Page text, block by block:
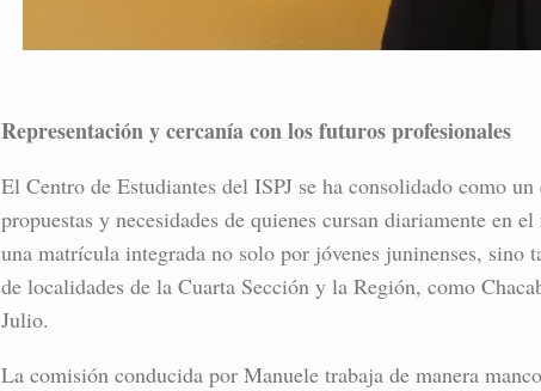
Representación y cercanía con los futuros profesionales
El Centro de Estudiantes del ISPJ se ha consolidado como
propuestas y necesidades de quienes cursan diariamente
una matrícula integrada no solo por jóvenes juninenses, sino
de localidades de la Cuarta Sección y la Región, como
Julio.
La comisión conducida por Manuele trabaja de manera